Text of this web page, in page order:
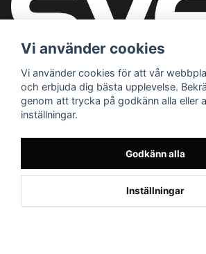
Vi använder cookies
Vi använder cookies för att vår
och erbjuda dig bästa upplevelse.
genom att trycka på godkänn alla eller
inställningar.
Godkänn alla
Inställningar